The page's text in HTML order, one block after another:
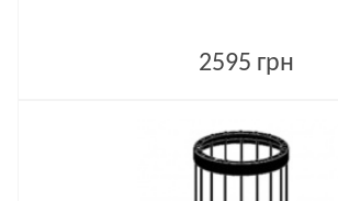
2595 грн